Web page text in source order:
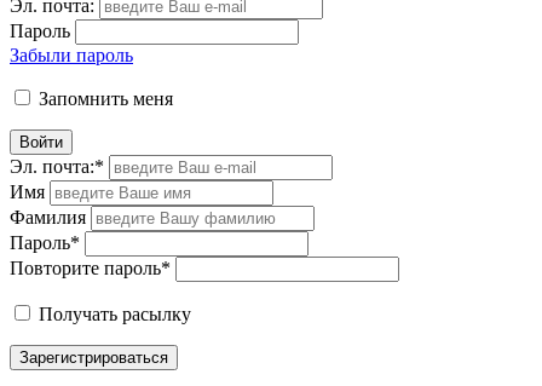
Эл. почта:
Пароль
Забыли пароль
Запомнить меня
Войти
Эл. почта:*
Имя
Фамилия
Пароль*
Повторите пароль*
Получать расылку
Зарегистрироваться